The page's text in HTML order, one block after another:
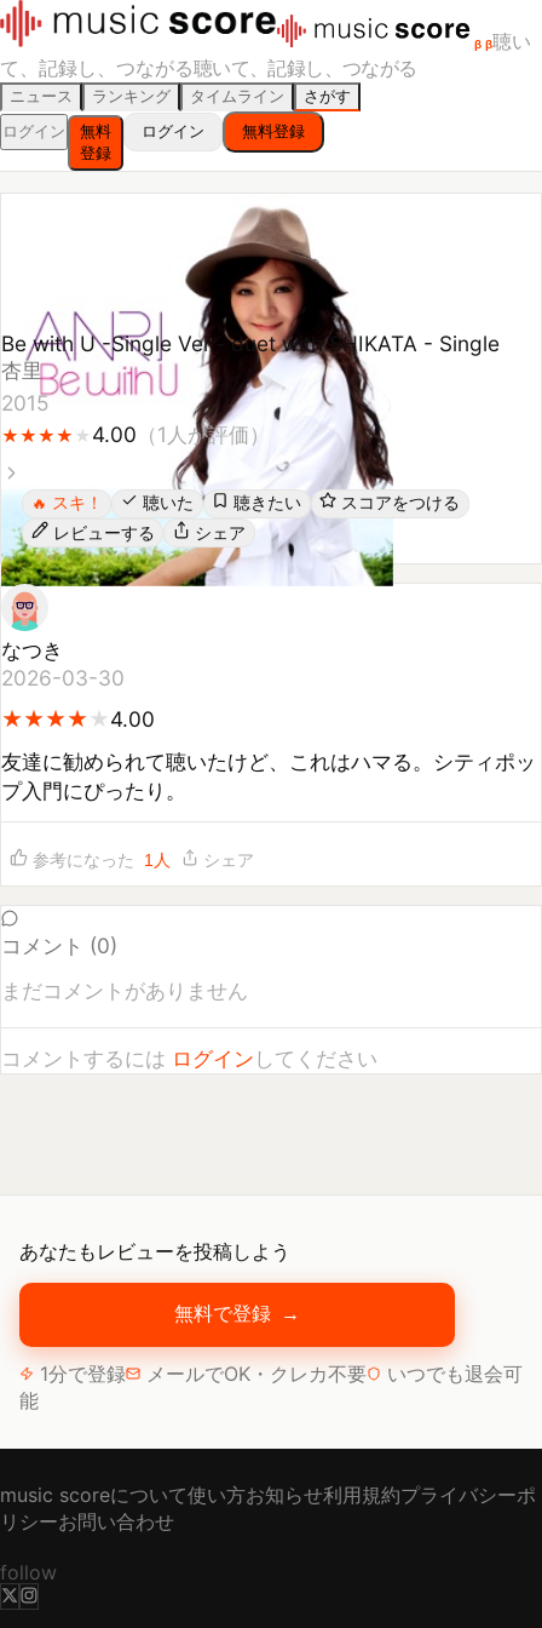
β β聴い
て、記録し、つながる聴いて、記録し、つながる
ニュース ランキング タイムライン
さがす
ログイン
無料
登録
ログイン 無料登録
Be with U -Single Ver.- duet with SHIKATA - Single
杏里
2015
★
★★
★ ★
★ 4.00 （ 1 人が評価）
聴いた 聴きたい
スコアをつける
レビューする
シェア
なつき
2026-03-30
★
★★
★ ★
★ ★
★★4.00
友達に勧められて聴いたけど、これはハマる。シティポッ
プ入門にぴったり。
参考になった 1人
コメント (0
まだコメントがありません
コメントするにはログイン してください
あなたもレビューを投稿しよう
無料で登録 →
1分で登録 メールでOK・クレカ不要
いつでも退会可
能
music scoreについて使い方お知らせ利用規約プライバシーポ
リシーお問い合わせ
follow